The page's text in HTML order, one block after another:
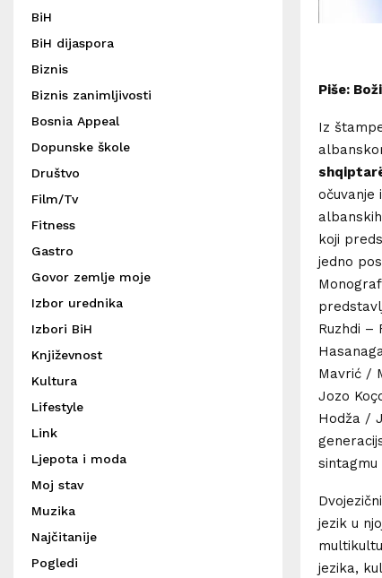
Piše:
Iz
očuvanje
koji
jedno
Ruzhdi –
Mavrić /
Jozo
Hodža /
sintagmu
jezik u
jezika,
BiH
BiH dijaspora
Biznis
Biznis zanimljivosti
Bosnia Appeal
Dopunske škole
Društvo
Film/Tv
Fitness
Gastro
Govor zemlje moje
Izbor urednika
Izbori BiH
Književnost
Kultura
Lifestyle
Link
Ljepota i moda
Moj stav
Muzika
Najčitanije
Pogledi